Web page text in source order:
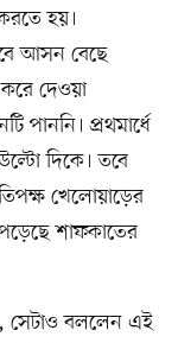
হয়।
আসন বেছে
দেওয়া
প্রথমার্ধে
দিকে। তবে
খেলোয়াড়ের
শাফকাতের
সেটাও বললেন এই